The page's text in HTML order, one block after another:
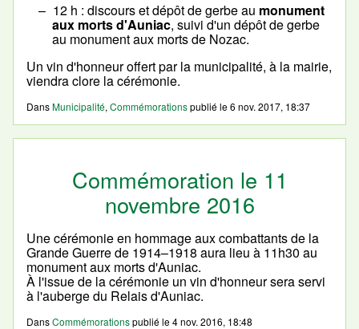
12 h : discours et dépôt de gerbe au monument
aux morts d'Auniac, suivi d'un dépôt de gerbe
au monument aux morts de Nozac.
Un vin d'honneur offert par la municipalité, à la mairie,
viendra clore la cérémonie.
DansMunicipalité,Commémorationspublié le6 nov. 2017, 18:37
Commémoration le 11
novembre 2016
Une cérémonie en hommage aux combattants de la
Grande Guerre de 1914–1918 aura lieu à 11h30 au
monument aux morts d'Auniac.
À l'issue de la cérémonie un vin d'honneur sera servi
à l'auberge du Relais d'Auniac.
DansCommémorationspublié le4 nov. 2016, 18:48